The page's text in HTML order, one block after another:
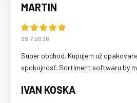
MARTIN
28.7.2026
Super obchod. Kupujem už
spokojnosť. Sortiment softwaru by
IVAN KOSKA